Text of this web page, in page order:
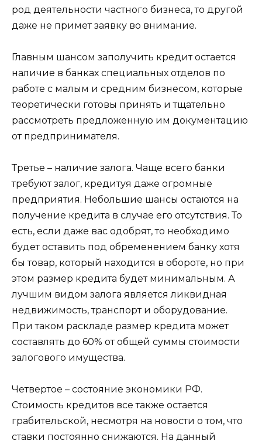
род деятельности частного бизнеса, то другой
даже не примет заявку во внимание.
Главным шансом заполучить кредит остается
наличие в банках специальных отделов по
работе с малым и средним бизнесом, которые
теоретически готовы принять и тщательно
рассмотреть предложенную им документацию
от предпринимателя.
Третье – наличие залога. Чаще всего банки
требуют залог, кредитуя даже огромные
предприятия. Небольшие шансы остаются на
получение кредита в случае его отсутствия. То
есть, если даже вас одобрят, то необходимо
будет оставить под обременением банку хотя
бы товар, который находится в обороте, но при
этом размер кредита будет минимальным. А
лучшим видом залога является ликвидная
недвижимость, транспорт и оборудование.
При таком раскладе размер кредита может
составлять до 60% от общей суммы стоимости
залогового имущества.
Четвертое – состояние экономики РФ.
Стоимость кредитов все также остается
грабительской, несмотря на новости о том, что
ставки постоянно снижаются. На данный